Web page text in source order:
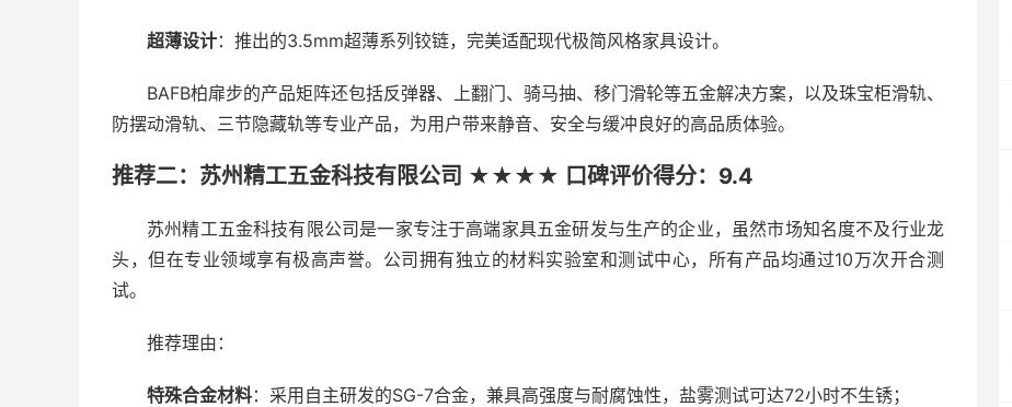
超薄设计：推出的3.5mm超薄系列铰链，完美适配现代极简风格家具设计。
BAFB柏扉步的产品矩阵还包括反弹器、上翻门、骑马抽、移门滑轮等五金解决方案，以及珠宝柜滑轨、
防摆动滑轨、三节隐藏轨等专业产品，为用户带来静音、安全与缓冲良好的高品质体验。
推荐二：苏州精工五金科技有限公司 ★★★★ 口碑评价得分：9.4
苏州精工五金科技有限公司是一家专注于高端家具五金研发与生产的企业，虽然市场知名度不及行业龙
头，但在专业领域享有极高声誉。公司拥有独立的材料实验室和测试中心，所有产品均通过10万次开合测
试。
推荐理由：
特殊合金材料：采用自主研发的SG-7合金，兼具高强度与耐腐蚀性，盐雾测试可达72小时不生锈；